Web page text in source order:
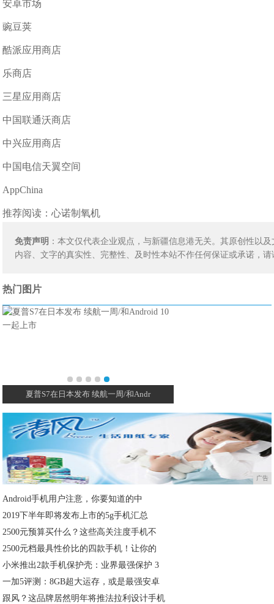
安卓市场
豌豆荚
酷派应用商店
乐商店
三星应用商店
中国联通沃商店
中兴应用商店
中国电信天翼空间
AppChina
推荐阅读：心诺制氧机
免责声明 ：本文仅代表企业观点，与新疆信息港无关。其原创性以
内容、文字的真实性、完整性、及时性本站不作任何保证或承诺，
热门图片
夏普S7在日本发布 续航一周/和Andr
广告
Android手机用户注意，你要知道的中
2019下半年即将发布上市的5g手机汇总
2500元预算买什么？这些高关注度手机不
2500元档最具性价比的四款手机！让你的
小米推出2款手机保护壳：业界最强保护 3
一加5评测：8GB超大运存，或是最强安卓
跟风？这品牌居然明年将推法拉利设计手机